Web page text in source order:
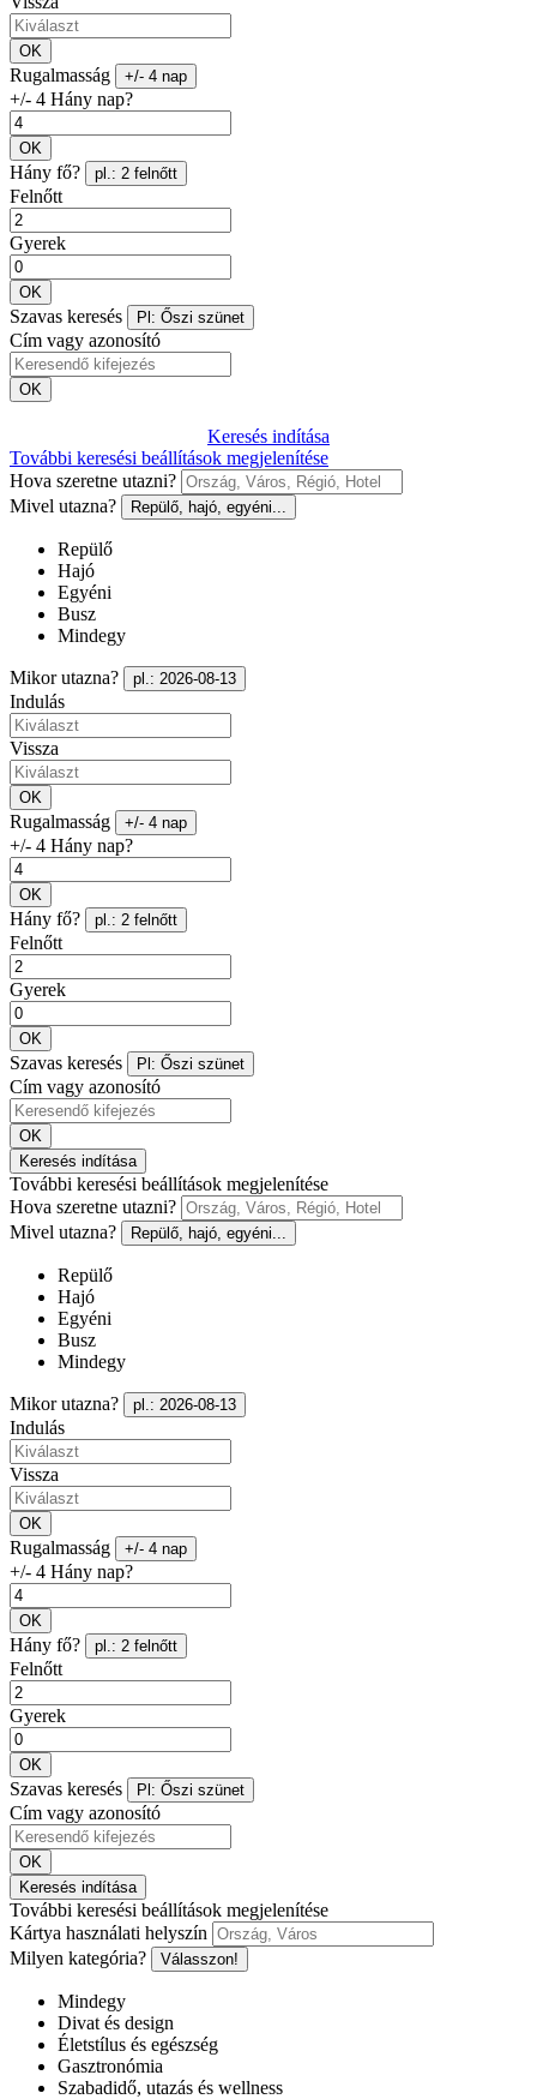
OK
Rugalmasság +/- 4 nap
+/- 4 Hány nap?
OK
Hány fő? pl.: 2 felnőtt
Felnőtt
Gyerek
OK
Szavas keresés Pl: Őszi szünet
Cím vagy azonosító
OK
Keresés indítása
További keresési beállítások megjelenítése
Hova szeretne utazni?
Mivel utazna?
Repülő, hajó, egyéni...
Repülő
Hajó
Egyéni
Busz
Mindegy
Mikor utazna? pl.: 2026-08-13
Indulás
Vissza
OK
Rugalmasság +/- 4 nap
+/- 4 Hány nap?
OK
Hány fő? pl.: 2 felnőtt
Felnőtt
Gyerek
OK
Szavas keresés Pl: Őszi szünet
Cím vagy azonosító
OK
Keresés indítása
További keresési beállítások megjelenítése
Hova szeretne utazni?
Mivel utazna?
Repülő, hajó, egyéni...
Repülő
Hajó
Egyéni
Busz
Mindegy
Mikor utazna? pl.: 2026-08-13
Indulás
Vissza
OK
Rugalmasság +/- 4 nap
+/- 4 Hány nap?
OK
Hány fő? pl.: 2 felnőtt
Felnőtt
Gyerek
OK
Szavas keresés Pl: Őszi szünet
Cím vagy azonosító
OK
Keresés indítása
További keresési beállítások megjelenítése
Kártya használati helyszín
Milyen kategória?
Válasszon!
Mindegy
Divat és design
Életstílus és egészség
Gasztronómia
Szabadidő, utazás és wellness